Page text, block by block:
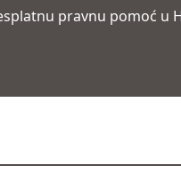
pravnu pomoć u